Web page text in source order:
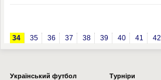
34 35 36 37 38 39 40 41 42
Українcький футбол
Турніри